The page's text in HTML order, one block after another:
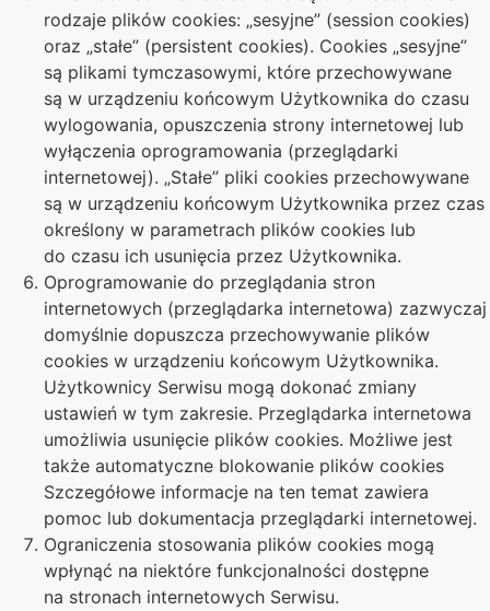
rodzaje plików cookies: „sesyjne” (session cookies)
oraz „stałe” (persistent cookies). Cookies „sesyjne”
są plikami tymczasowymi, które przechowywane
są w urządzeniu końcowym Użytkownika do czasu
wylogowania, opuszczenia strony internetowej lub
wyłączenia oprogramowania (przeglądarki
internetowej). „Stałe” pliki cookies przechowywane
są w urządzeniu końcowym Użytkownika przez czas
określony w parametrach plików cookies lub
do czasu ich usunięcia przez Użytkownika.
Oprogramowanie do przeglądania stron
internetowych (przeglądarka internetowa) zazwyczaj
domyślnie dopuszcza przechowywanie plików
cookies w urządzeniu końcowym Użytkownika.
Użytkownicy Serwisu mogą dokonać zmiany
ustawień w tym zakresie. Przeglądarka internetowa
umożliwia usunięcie plików cookies. Możliwe jest
także automatyczne blokowanie plików cookies
Szczegółowe informacje na ten temat zawiera
pomoc lub dokumentacja przeglądarki internetowej.
Ograniczenia stosowania plików cookies mogą
wpłynąć na niektóre funkcjonalności dostępne
na stronach internetowych Serwisu.